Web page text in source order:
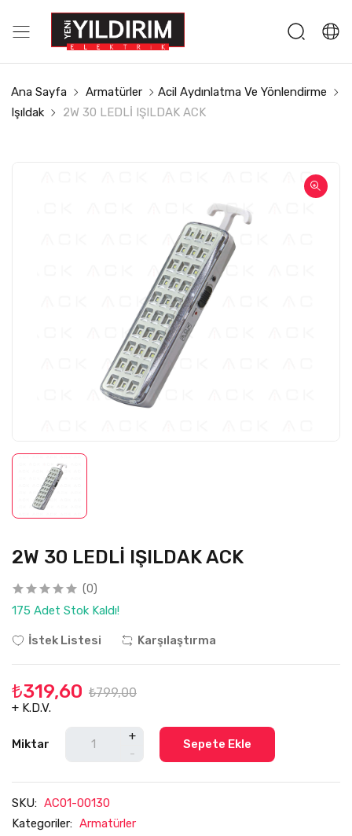
Ana Sayfa Armatürler
Acil Aydınlatma Ve Yönlendirme
Işıldak
2W 30 LEDLİ IŞILDAK ACK
2W 30 LEDLİ IŞILDAK ACK
(0)
175 Adet Stok Kaldı!
İstek Listesi Karşılaştırma
₺319,60 ₺799,00
+ K.D.V.
Miktar
+
-
Sepete Ekle
SKU: AC01-00130
Kategoriler: Armatürler